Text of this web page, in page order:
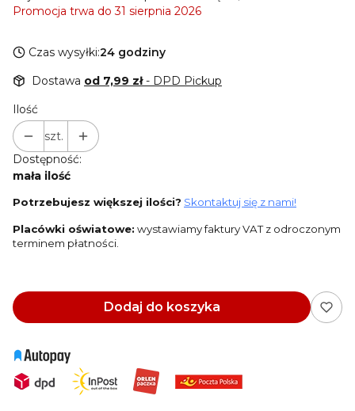
Promocja trwa do 31 sierpnia 2026
Czas wysyłki:24 godziny
Dostawa od 7,99 zł- DPD Pickup
Ilość
szt.
Dostępność:
mała ilość
Potrzebujesz większej ilości? Skontaktuj się z nami!
Placówki oświatowe: wystawiamy faktury VAT z odroczonym
terminem płatności.
Dodaj do koszyka